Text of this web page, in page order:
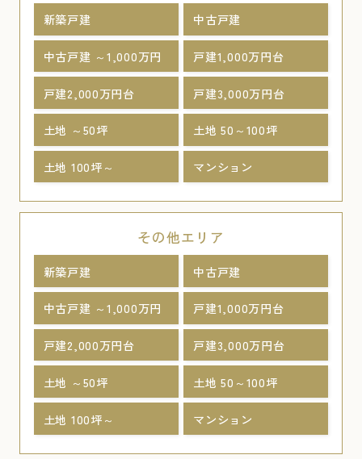
新築戸建 中古戸建
中古戸建 ～1,000万円 戸建1,000万円台
戸建2,000万円台 戸建3,000万円台
土地 ～50坪 土地 50～100坪
土地 100坪～ マンション
その他エリア
新築戸建 中古戸建
中古戸建 ～1,000万円 戸建1,000万円台
戸建2,000万円台 戸建3,000万円台
土地 ～50坪 土地 50～100坪
土地 100坪～ マンション